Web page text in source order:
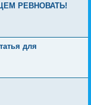
РЕВНОВАТЬ!
для